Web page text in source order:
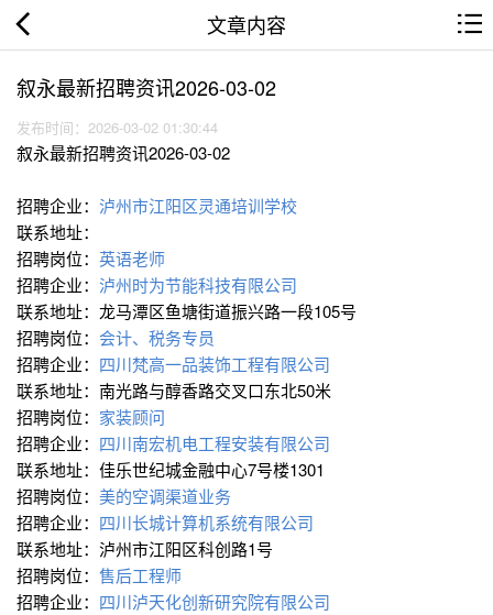
文章内容
叙永最新招聘资讯2026-03-02
发布时间：2026-03-02 01:30:44
叙永最新招聘资讯2026-03-02
招聘企业： 泸州市江阳区灵通培训学校
联系地址：
招聘岗位： 英语老师
招聘企业： 泸州时为节能科技有限公司
联系地址：龙马潭区鱼塘街道振兴路一段105号
招聘岗位： 会计、税务专员
招聘企业： 四川梵高一品装饰工程有限公司
联系地址：南光路与醇香路交叉口东北50米
招聘岗位： 家装顾问
招聘企业： 四川南宏机电工程安装有限公司
联系地址：佳乐世纪城金融中心7号楼1301
招聘岗位： 美的空调渠道业务
招聘企业： 四川长城计算机系统有限公司
联系地址：泸州市江阳区科创路1号
招聘岗位： 售后工程师
招聘企业： 四川泸天化创新研究院有限公司